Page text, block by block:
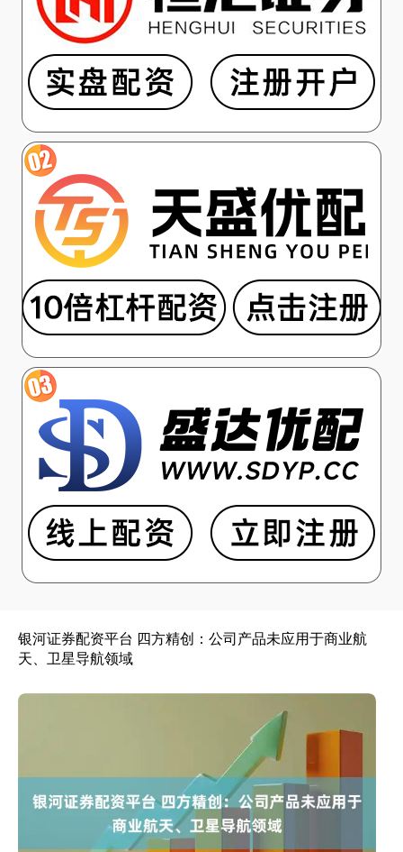
银河证券配资平台 四方精创：公司产品未应用于商业航
天、卫星导航领域